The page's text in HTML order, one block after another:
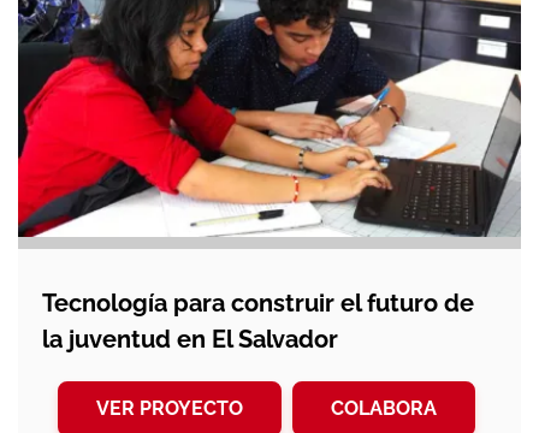
Tecnología para construir el futuro de
la juventud en El Salvador
VER PROYECTO COLABORA